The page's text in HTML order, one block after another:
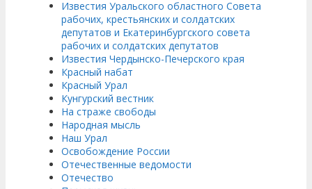
Известия Уральского областного Совета
рабочих, крестьянских и солдатских
депутатов и Екатеринбургского совета
рабочих и солдатских депутатов
Известия Чердынско-Печерского края
Красный набат
Красный Урал
Кунгурский вестник
На страже свободы
Народная мысль
Наш Урал
Освобождение России
Отечественные ведомости
Отечество